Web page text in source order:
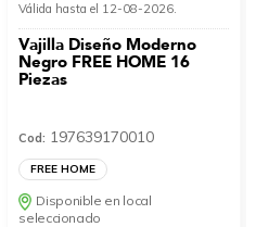
Válida hasta el 12-08-2026.
Vajilla Diseño Moderno
Negro FREE HOME 16
Piezas
Cod: 197639170010
FREE HOME
Disponible en local
seleccionado